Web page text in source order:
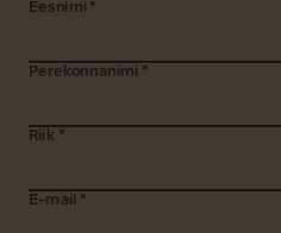
Eesnimi *
Perekonnanimi *
Riik *
E-mail *